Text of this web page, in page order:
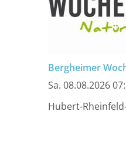
Bergheimer
Sa. 08.08.2026
Hubert-